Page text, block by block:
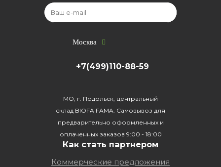
Москва
+7(499)110-88-59
МО, г. Подольск, центральный
склад BIOFA FAMA. Самовывоз для
предварительно оформленных и
оплаченных заказов 9:00 - 18:00
Как стать партнером
Коммерческие предложения